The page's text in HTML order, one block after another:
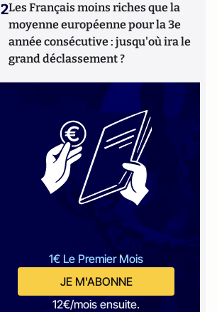
2Les Français moins riches que la
moyenne européenne pour la 3e
année consécutive : jusqu'où ira le
grand déclassement ?
1€ Le Premier Mois
JE M'ABONNE
12€/mois ensuite.